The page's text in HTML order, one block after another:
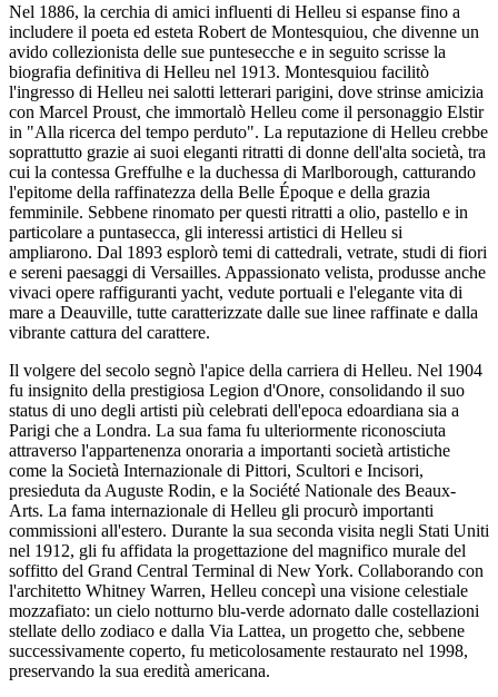
Nel 1886, la cerchia di amici influenti di Helleu si espanse fino a
includere il poeta ed esteta Robert de Montesquiou, che divenne un
avido collezionista delle sue puntesecche e in seguito scrisse la
biografia definitiva di Helleu nel 1913. Montesquiou facilitò
l'ingresso di Helleu nei salotti letterari parigini, dove strinse amicizia
con Marcel Proust, che immortalò Helleu come il personaggio Elstir
in "Alla ricerca del tempo perduto". La reputazione di Helleu crebbe
soprattutto grazie ai suoi eleganti ritratti di donne dell'alta società, tra
cui la contessa Greffulhe e la duchessa di Marlborough, catturando
l'epitome della raffinatezza della Belle Époque e della grazia
femminile. Sebbene rinomato per questi ritratti a olio, pastello e in
particolare a puntasecca, gli interessi artistici di Helleu si
ampliarono. Dal 1893 esplorò temi di cattedrali, vetrate, studi di fiori
e sereni paesaggi di Versailles. Appassionato velista, produsse anche
vivaci opere raffiguranti yacht, vedute portuali e l'elegante vita di
mare a Deauville, tutte caratterizzate dalle sue linee raffinate e dalla
vibrante cattura del carattere.
Il volgere del secolo segnò l'apice della carriera di Helleu. Nel 1904
fu insignito della prestigiosa Legion d'Onore, consolidando il suo
status di uno degli artisti più celebrati dell'epoca edoardiana sia a
Parigi che a Londra. La sua fama fu ulteriormente riconosciuta
attraverso l'appartenenza onoraria a importanti società artistiche
come la Società Internazionale di Pittori, Scultori e Incisori,
presieduta da Auguste Rodin, e la Société Nationale des Beaux-
Arts. La fama internazionale di Helleu gli procurò importanti
commissioni all'estero. Durante la sua seconda visita negli Stati Uniti
nel 1912, gli fu affidata la progettazione del magnifico murale del
soffitto del Grand Central Terminal di New York. Collaborando con
l'architetto Whitney Warren, Helleu concepì una visione celestiale
mozzafiato: un cielo notturno blu-verde adornato dalle costellazioni
stellate dello zodiaco e dalla Via Lattea, un progetto che, sebbene
successivamente coperto, fu meticolosamente restaurato nel 1998,
preservando la sua eredità americana.